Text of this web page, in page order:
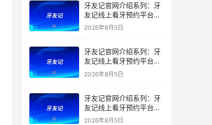
牙友记官网介绍系列：牙
友记线上看牙预约平台让
看牙不再靠运气
2026年8月5日
牙友记官网介绍系列：牙
友记线上看牙预约平台打
破口腔行业专业壁垒新手
友好零门槛
2026年8月5日
牙友记官网介绍系列：牙
友记线上看牙预约平台落
地同城就诊经验打破未知
2026年8月5日